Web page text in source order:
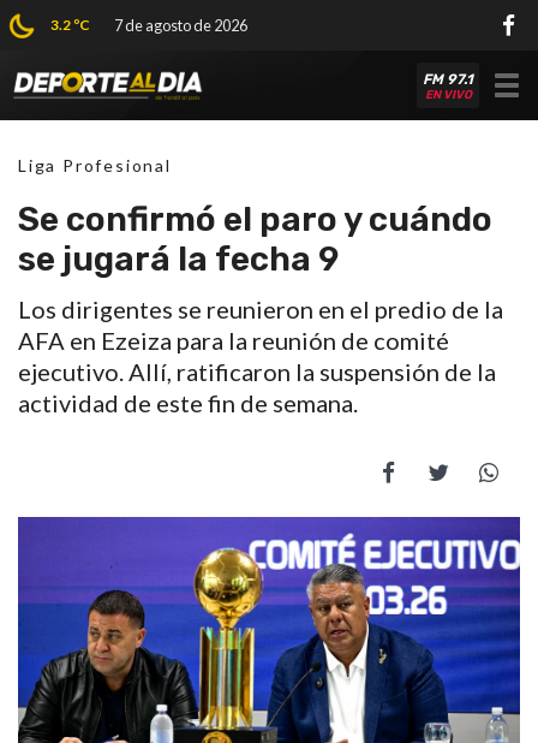
3.2 ºC 7 de agosto de 2026
FM 97.1
EN VIVO
Liga Profesional
Se confirmó el paro y cuándo
se jugará la fecha 9
Los dirigentes se reunieron en el predio de la
AFA en Ezeiza para la reunión de comité
ejecutivo. Allí, ratificaron la suspensión de la
actividad de este fin de semana.